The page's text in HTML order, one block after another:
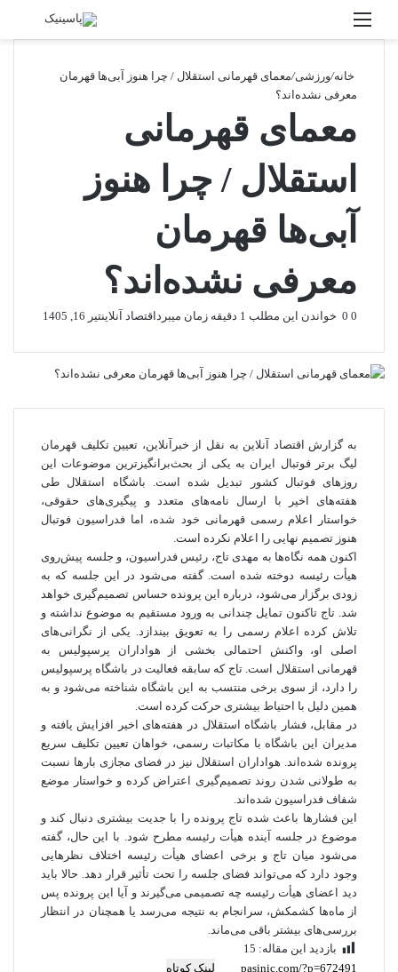
منو
خانه/ورزشی/معمای قهرمانی استقلال / چرا هنوز آبی‌ها قهرمان
معرفی نشده‌اند؟
معمای قهرمانی
استقلال / چرا هنوز
آبی‌ها قهرمان
معرفی نشده‌اند؟
اقتصاد آنلاینتیر 16, 1405 0 خواندن این مطلب 1 دقیقه زمان میبرد
به گزارش اقتصاد آنلاین به نقل از خبرآنلاین، تعیین تکلیف قهرمان
لیگ برتر فوتبال ایران به یکی از بحث‌برانگیزترین موضوعات این
روزهای فوتبال کشور تبدیل شده است. باشگاه استقلال طی
هفته‌های اخیر با ارسال نامه‌های متعدد و پیگیری‌های حقوقی،
خواستار اعلام رسمی قهرمانی خود شده، اما فدراسیون فوتبال
هنوز تصمیم نهایی را اعلام نکرده است.
اکنون همه نگاه‌ها به مهدی تاج، رئیس فدراسیون، و جلسه پیش‌روی
هیأت رئیسه دوخته شده است. گفته می‌شود در این جلسه که به
زودی برگزار می‌شود، درباره این پرونده حساس تصمیم‌گیری خواهد
شد. تاج تاکنون تمایل چندانی به ورود مستقیم به موضوع نداشته و
تلاش کرده اعلام رسمی را به تعویق بیندازد. یکی از نگرانی‌های
اصلی او، واکنش احتمالی بخشی از هواداران پرسپولیس به
قهرمانی استقلال است. تاج که سابقه فعالیت در باشگاه پرسپولیس
را دارد، از سوی برخی منتسب به این باشگاه شناخته می‌شود و به
همین دلیل با احتیاط بیشتری حرکت کرده است.
در مقابل، فشار باشگاه استقلال در هفته‌های اخیر افزایش یافته و
مدیران این باشگاه با مکاتبات رسمی، خواهان تعیین تکلیف سریع
پرونده شده‌اند. هواداران استقلال نیز در فضای مجازی بارها نسبت
به طولانی شدن روند تصمیم‌گیری اعتراض کرده و خواستار موضع
شفاف فدراسیون شده‌اند.
این فشارها باعث شده تاج پرونده را با جدیت بیشتری دنبال کند و
موضوع در جلسه آینده هیأت رئیسه مطرح شود. با این حال، گفته
می‌شود میان تاج و برخی اعضای هیأت رئیسه اختلاف نظرهایی
وجود دارد که می‌تواند فضای جلسه را تحت تأثیر قرار دهد. حالا باید
دید اعضای هیأت رئیسه چه تصمیمی می‌گیرند و آیا این پرونده پس
از ماه‌ها کشمکش، سرانجام به نتیجه می‌رسد یا همچنان در انتظار
بررسی‌های بیشتر باقی می‌ماند.
بازدید این مقاله: 15
لینک کوتاه